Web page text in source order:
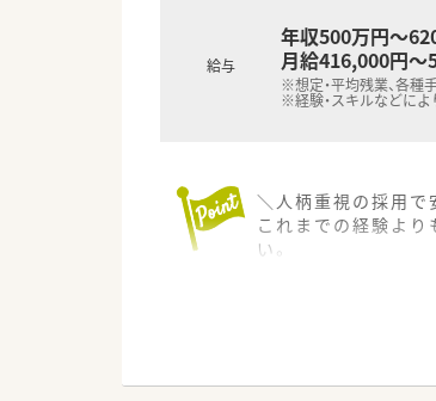
給与
年収500万円～
月給416,000円～
※想定・平均残業、各種
※経験・スキルなどによ
＼人柄重視の採用で
これまでの経験よ
い。
【店舗情報と応需状
■加木屋中ノ池駅
■隣接するクリニ
■月火木金曜日は